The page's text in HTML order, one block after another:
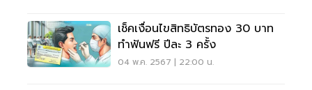
เช็คเงื่อนไขสิทธิบัตรทอง 30 บาท
ทำฟันฟรี ปีละ 3 ครั้ง
04 พ.ค. 2567 | 22:00 น.